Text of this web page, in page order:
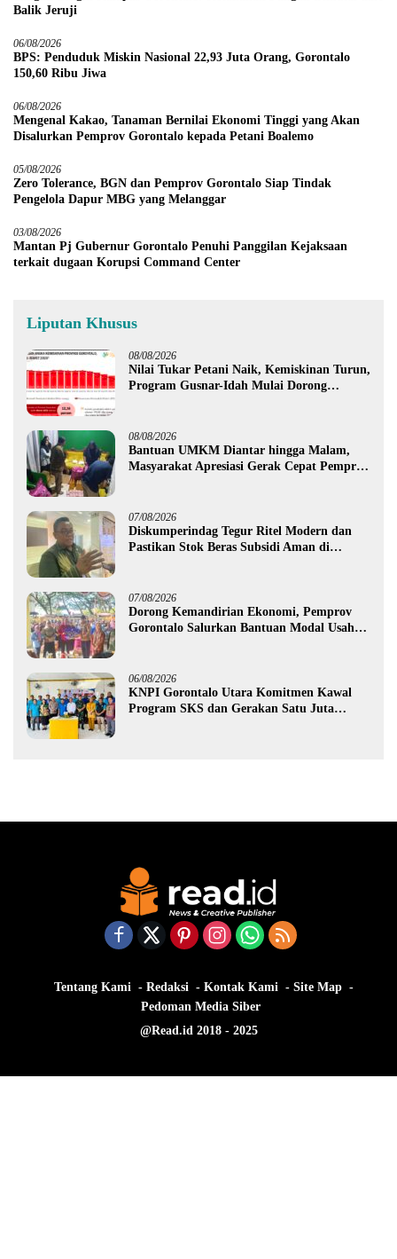
Balik Jeruji
06/08/2026
BPS: Penduduk Miskin Nasional 22,93 Juta Orang, Gorontalo
150,60 Ribu Jiwa
06/08/2026
Mengenal Kakao, Tanaman Bernilai Ekonomi Tinggi yang Akan
Disalurkan Pemprov Gorontalo kepada Petani Boalemo
05/08/2026
Zero Tolerance, BGN dan Pemprov Gorontalo Siap Tindak
Pengelola Dapur MBG yang Melanggar
03/08/2026
Mantan Pj Gubernur Gorontalo Penuhi Panggilan Kejaksaan
terkait dugaan Korupsi Command Center
Liputan Khusus
08/08/2026
Nilai Tukar Petani Naik, Kemiskinan Turun,
Program Gusnar-Idah Mulai Dorong
08/08/2026
Bantuan UMKM Diantar hingga Malam,
Masyarakat Apresiasi Gerak Cepat Pemprov
07/08/2026
Diskumperindag Tegur Ritel Modern dan
Pastikan Stok Beras Subsidi Aman di
07/08/2026
Dorong Kemandirian Ekonomi, Pemprov
Gorontalo Salurkan Bantuan Modal Usaha
06/08/2026
KNPI Gorontalo Utara Komitmen Kawal
Program SKS dan Gerakan Satu Juta
Tentang Kami Redaksi Kontak Kami
Site Map
Pedoman Media Siber
@Read.id 2018 - 2025